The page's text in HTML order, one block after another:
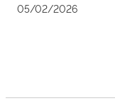
05/02/2026